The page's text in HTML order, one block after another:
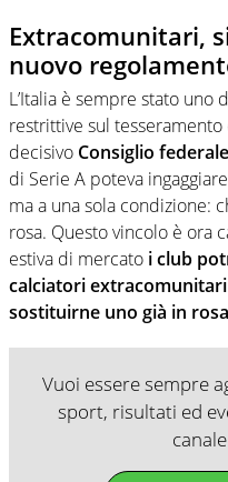
Extracomunitari,
nuovo
L’Italia è sempre stato uno
restrittive sul
decisivo Consiglio
di Serie A poteva
ma a una sola condizione:
rosa. Questo vincolo è ora
estiva di mercato i club
calciatori
sostituirne uno già in rosa
Vuoi essere sempre
sport, risultati ed
canale